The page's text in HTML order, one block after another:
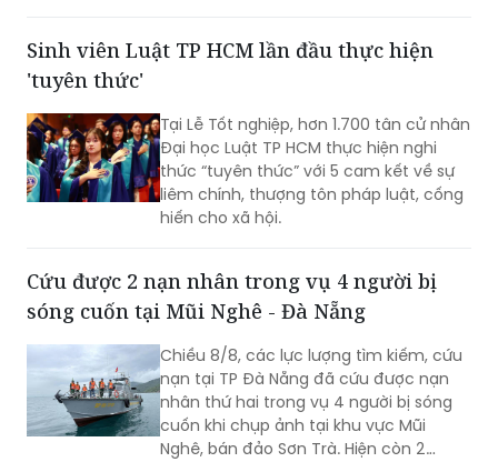
Sinh viên Luật TP HCM lần đầu thực hiện
'tuyên thức'
Tại Lễ Tốt nghiệp, hơn 1.700 tân cử nhân
Đại học Luật TP HCM thực hiện nghi
thức “tuyên thức” với 5 cam kết về sự
liêm chính, thượng tôn pháp luật, cống
hiến cho xã hội.
Cứu được 2 nạn nhân trong vụ 4 người bị
sóng cuốn tại Mũi Nghê - Đà Nẵng
Chiều 8/8, các lực lượng tìm kiếm, cứu
nạn tại TP Đà Nẵng đã cứu được nạn
nhân thứ hai trong vụ 4 người bị sóng
cuốn khi chụp ảnh tại khu vực Mũi
Nghê, bán đảo Sơn Trà. Hiện còn 2